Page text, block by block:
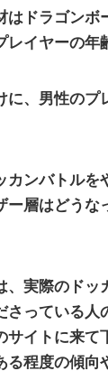
はドラゴン
イヤーの年
に、男性の
カンバトル
ー層はどう
、実際のド
さっている人
サイトに来
る程度の傾